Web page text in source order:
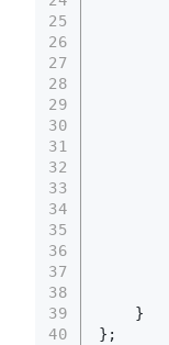
25
26
27
28
29
30
31
32
33
34
35
36
37
38
39
40
    }
};